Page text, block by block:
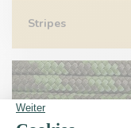
Stripes